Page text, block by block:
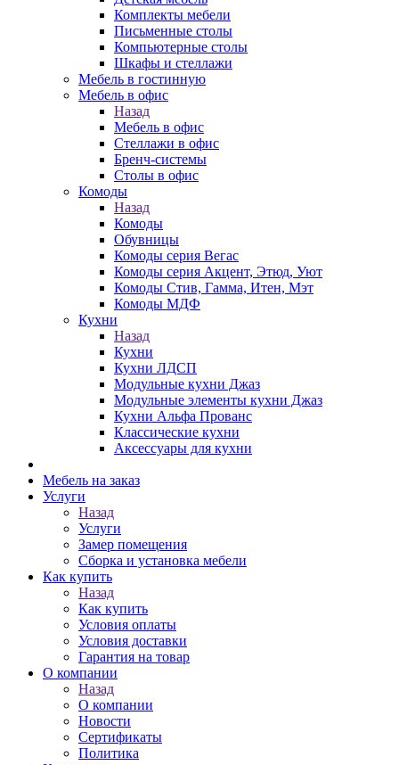
Комплекты мебели
Письменные столы
Компьютерные столы
Шкафы и стеллажи
Мебель в гостинную
Мебель в офис
Назад
Мебель в офис
Стеллажи в офис
Бренч-системы
Столы в офис
Комоды
Назад
Комоды
Обувницы
Комоды серия Вегас
Комоды серия Акцент, Этюд, Уют
Комоды Стив, Гамма, Итен, Мэт
Комоды МДФ
Кухни
Назад
Кухни
Кухни ЛДСП
Модульные кухни Джаз
Модульные элементы кухни Джаз
Кухни Альфа Прованс
Классические кухни
Аксессуары для кухни
Мебель на заказ
Услуги
Назад
Услуги
Замер помещения
Сборка и установка мебели
Как купить
Назад
Как купить
Условия оплаты
Условия доставки
Гарантия на товар
О компании
Назад
О компании
Новости
Сертификаты
Политика